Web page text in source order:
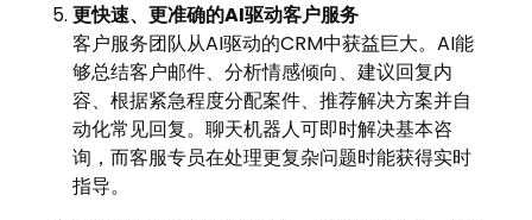
更快速、更准确的AI驱动客户服务
客户服务团队从AI驱动的CRM中获益巨大。AI能
够总结客户邮件、分析情感倾向、建议回复内
容、根据紧急程度分配案件、推荐解决方案并自
动化常见回复。聊天机器人可即时解决基本咨
询，而客服专员在处理更复杂问题时能获得实时
指导。